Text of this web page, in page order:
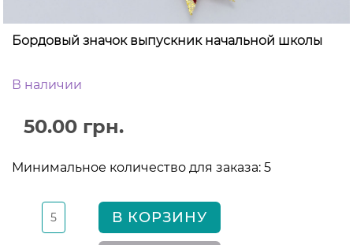
Бордовый значок выпускник начальной школы
В наличии
50.00 грн.
Минимальное количество для заказа: 5
В КОРЗИНУ